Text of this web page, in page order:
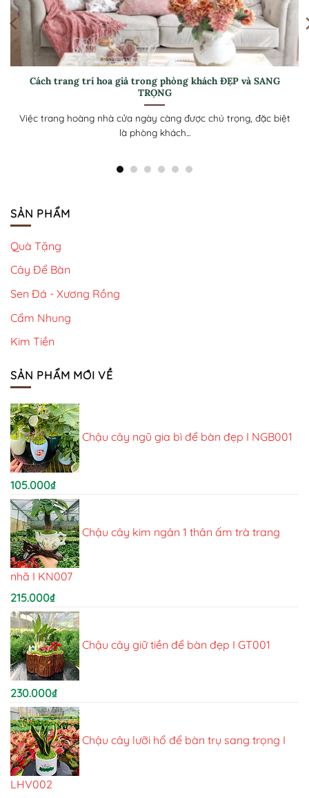
Cách trang trí quán cà phê bằng hoa giả ĐỘC ĐÁO, thu hút
khách hàng.
Trang trí quán cà phê bằng hoa giả đang trở thành trào lưu
được nhiều...
SẢN PHẨM
Quà Tặng
Cây Để Bàn
Sen Đá - Xương Rồng
Cẩm Nhung
Kim Tiền
SẢN PHẨM MỚI VỀ
Chậu cây ngũ gia bì để bàn đẹp I NGB001
105.000₫
Chậu cây kim ngân 1 thân ấm trà trang
nhã I KN007
215.000₫
Chậu cây giữ tiền để bàn đẹp I GT001
230.000₫
Chậu cây lưỡi hổ để bàn trụ sang trọng I
LHV002